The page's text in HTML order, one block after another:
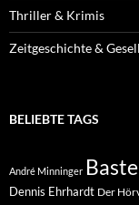
Thriller & Krimis
Zeitgeschichte &
BELIEBTE TAGS
André Minninger
Dennis Ehrhardt Der